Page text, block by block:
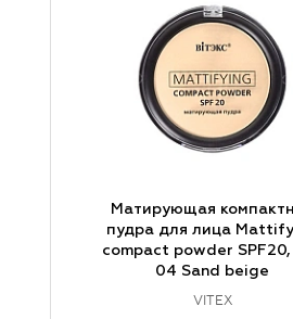
Матирующая
пудра для лица
compact powder SPF20,
04 Sand beige
VITEX